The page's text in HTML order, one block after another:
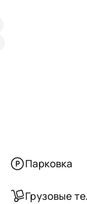
Парковка
Грузовые